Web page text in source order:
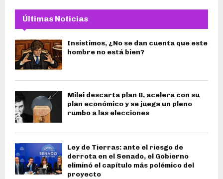
Últimas Noticias
Insistimos, ¿No se dan cuenta que este
hombre no está bien?
Milei descarta plan B, acelera con su
plan económico y se juega un pleno
rumbo a las elecciones
Ley de Tierras: ante el riesgo de
derrota en el Senado, el Gobierno
eliminó el capítulo más polémico del
proyecto